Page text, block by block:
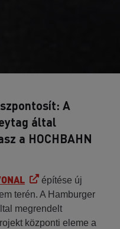
A
által
a HOCHBAHN
építése új
terén. A Hamburger
megrendelt
központi eleme a